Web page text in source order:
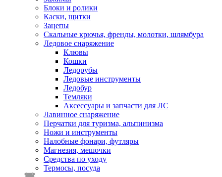
Блоки и ролики
Каски, щитки
Зацепы
Скальные крючья, френды, молотки, шлямбура
Ледовое снаряжение
Клювы
Кошки
Ледорубы
Ледовые инструменты
Ледобур
Темляки
Аксессуары и запчасти для ЛС
Лавинное снаряжение
Перчатки для туризма, альпинизма
Ножи и инструменты
Налобные фонари, футляры
Магнезия, мешочки
Средства по уходу
Термосы, посуда